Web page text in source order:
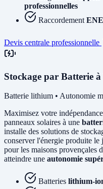
professionnelles
Raccordement
Devis centrale professionnelle
Stockage par Batterie à
Batterie lithium • Autonomie
Maximisez votre
panneaux solaires à une
installe des solutions de
conserver l'énergie produite
pour les maisons provençales
atteindre une autonomie
Batteries lithium-